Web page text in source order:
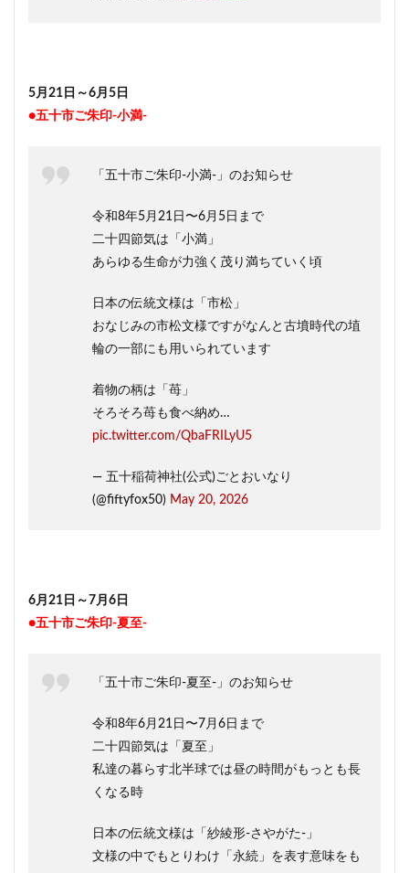
5月21日～6月5日
●五十市ご朱印-小満-
「五十市ご朱印-小満-」のお知らせ
令和8年5月21日〜6月5日まで
二十四節気は「小満」
あらゆる生命が力強く茂り満ちていく頃
日本の伝統文様は「市松」
おなじみの市松文様ですがなんと古墳時代の埴
輪の一部にも用いられています
着物の柄は「苺」
そろそろ苺も食べ納め…
pic.twitter.com/QbaFRILyU5
— 五十稲荷神社(公式)ごとおいなり
(@fiftyfox50) May 20, 2026
6月21日～7月6日
●五十市ご朱印-夏至-
「五十市ご朱印-夏至-」のお知らせ
令和8年6月21日〜7月6日まで
二十四節気は「夏至」
私達の暮らす北半球では昼の時間がもっとも長
くなる時
日本の伝統文様は「紗綾形-さやがた-」
文様の中でもとりわけ「永続」を表す意味をも